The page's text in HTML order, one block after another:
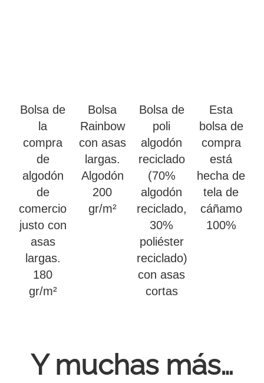
Bolsa de
la
compra
de
algodón
de
comercio
justo con
asas
largas.
180
gr/m²
Bolsa
Rainbow
con asas
largas.
Algodón
200
gr/m²
Bolsa de
poli
algodón
reciclado
(70%
algodón
reciclado,
30%
poliéster
reciclado)
con asas
cortas
Esta
bolsa de
compra
está
hecha de
tela de
cáñamo
100%
Y muchas más…